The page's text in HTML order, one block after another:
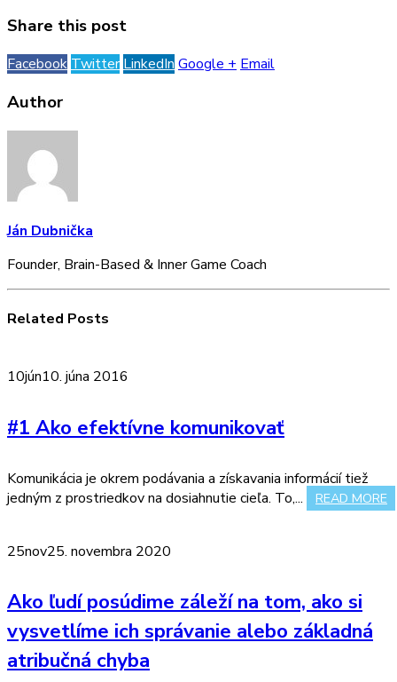
Share this post
Facebook Twitter LinkedIn Google + Email
Author
Ján Dubnička
Founder, Brain-Based & Inner Game Coach
Related Posts
10jún10. júna 2016
#1 Ako efektívne komunikovať
Komunikácia je okrem podávania a získavania informácií tiež
jedným z prostriedkov na dosiahnutie cieľa. To,...
READ MORE
25nov25. novembra 2020
Ako ľudí posúdime záleží na tom, ako si
vysvetlíme ich správanie alebo základná
atribučná chyba